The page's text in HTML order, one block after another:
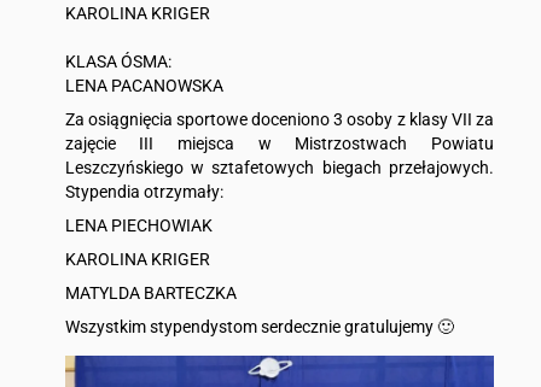
KAROLINA KRIGER
KLASA ÓSMA:
LENA PACANOWSKA
Za osiągnięcia sportowe doceniono 3 osoby z klasy VII za
zajęcie III miejsca w Mistrzostwach Powiatu
Leszczyńskiego w sztafetowych biegach przełajowych.
Stypendia otrzymały:
LENA PIECHOWIAK
KAROLINA KRIGER
MATYLDA BARTECZKA
Wszystkim stypendystom serdecznie gratulujemy 🙂